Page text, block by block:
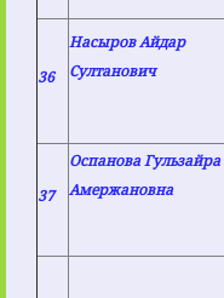
36
Насыров Айдар
Султанович
37
Оспанова Гульзайра
Амержановна